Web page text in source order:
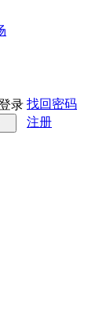
录 找回密码
注册